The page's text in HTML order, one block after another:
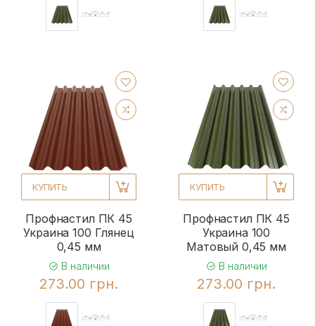
КУПИТЬ
Профнастил ПК 45
Украина 100 Глянец
0,45 мм
В наличии
273.00 грн.
КУПИТЬ
Профнастил ПК 45
Украина 100
Матовый 0,45 мм
В наличии
273.00 грн.